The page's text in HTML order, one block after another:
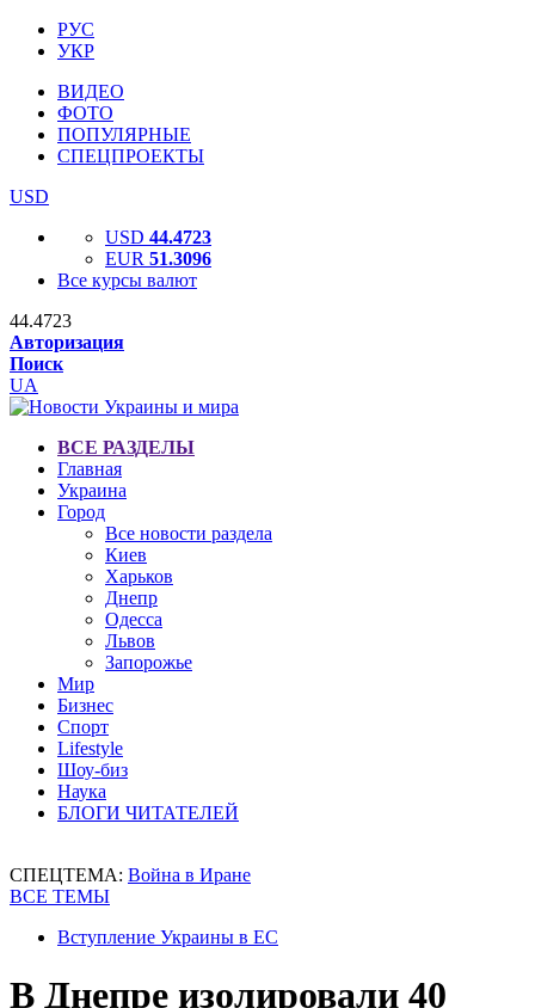
РУС
УКР
ВИДЕО
ФОТО
ПОПУЛЯРНЫЕ
СПЕЦПРОЕКТЫ
USD
USD 44.4723
EUR 51.3096
Все курсы валют
44.4723
Авторизация
Поиск
UA
ВСЕ РАЗДЕЛЫ
Главная
Украина
Город
Все новости раздела
Киев
Харьков
Днепр
Одесса
Львов
Запорожье
Мир
Бизнес
Спорт
Lifestyle
Шоу-биз
Наука
БЛОГИ ЧИТАТЕЛЕЙ
СПЕЦТЕМА: Война в Иране
ВСЕ ТЕМЫ
Вступление Украины в ЕС
В Днепре изолировали 40